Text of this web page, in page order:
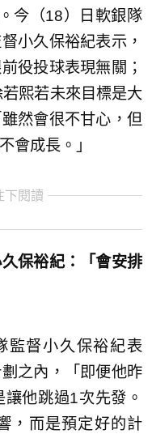
今（18）日軟銀隊
小久保裕紀表示，
役投球表現無關；
熙若未來目標是大
然會很不甘心，但
會成長。」
下閱讀
保裕紀：「會安排
監督小久保裕紀表
之內，「即便他昨
他跳過1次先發。
，而是預定好的計